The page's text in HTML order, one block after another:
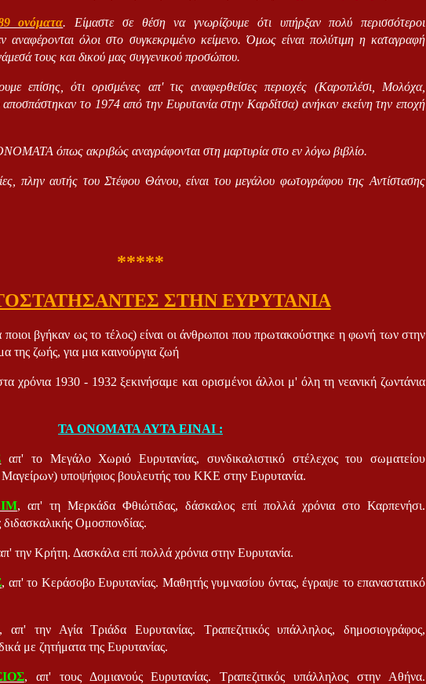
ονόματα. Είμαστε σε θέση να γνωρίζουμε ότι υπήρξαν πολύ περισσότεροι
αναφέρονται όλοι στο συγκεκριμένο κείμενο. Όμως είναι πολύτιμη η καταγραφή
τους και δικού μας συγγενικού προσώπου.
επίσης, ότι ορισμένες απ' τις αναφερθείσες περιοχές (Καροπλέσι, Μολόχα,
το 1974 από την Ευρυτανία στην Καρδίτσα) ανήκαν εκείνη την εποχή
όπως ακριβώς αναγράφονται στη μαρτυρία στο εν λόγω βιβλίο.
πλην αυτής του Στέφου Θάνου, είναι του μεγάλου φωτογράφου της Αντίστασης
*****
ΣΤΗΝ ΕΥΡΥΤΑΝΙΑ
βγήκαν ως το τέλος) είναι οι άνθρωποι που πρωτακούστηκε η φωνή των στην
της ζωής, για μια καινούργια ζωή
χρόνια 1930 - 1932 ξεκινήσαμε και ορισμένοι άλλοι μ' όλη τη νεανική ζωντάνια
ΤΑ ΟΝΟΜΑΤΑ ΑΥΤΑ ΕΙΝΑΙ :
απ' το Μεγάλο Χωριό Ευρυτανίας, συνδικαλιστικό στέλεχος του σωματείου
Μαγείρων) υποψήφιος βουλευτής του ΚΚΕ στην Ευρυτανία.
, απ' τη Μερκάδα Φθιώτιδας, δάσκαλος επί πολλά χρόνια στο Καρπενήσι.
διδασκαλικής Ομοσπονδίας.
την Κρήτη. Δασκάλα επί πολλά χρόνια στην Ευρυτανία.
, απ' το Κεράσοβο Ευρυτανίας. Μαθητής γυμνασίου όντας, έγραψε το επαναστατικό
, απ' την Αγία Τριάδα Ευρυτανίας. Τραπεζιτικός υπάλληλος, δημοσιογράφος,
με ζητήματα της Ευρυτανίας.
, απ' τους Δομιανούς Ευρυτανίας. Τραπεζιτικός υπάλληλος στην Αθήνα.